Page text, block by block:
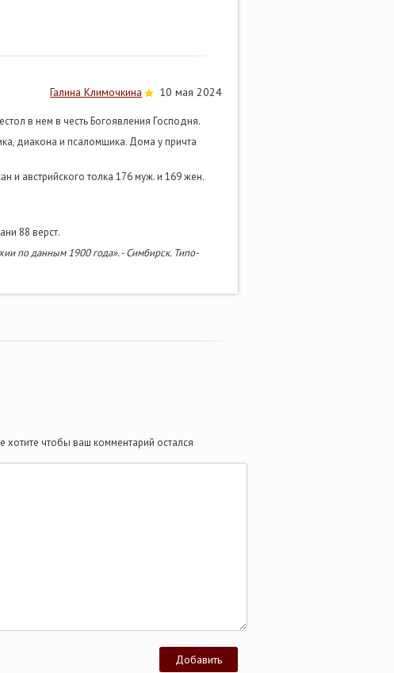
Галина Климочкина 10 мая 2024
в нем в честь Богоявления Господня.
диакона и псаломщика. Дома у причта
и австрийского толка 176 муж. и 169 жен.
88 верст.
по данным 1900 года». - Симбирск. Типо-
хотите чтобы ваш комментарий остался